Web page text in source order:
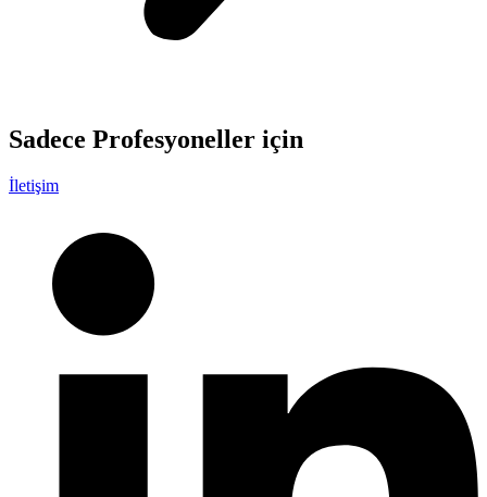
Sadece Profesyoneller için
İletişim